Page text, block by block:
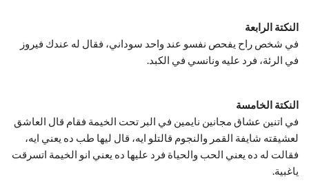
النكتة الرابعة
في شخص راح يفحص نفسو عند واحد سوداني، فقال له عندك فيروز
في الرئة، فرد عليه ونانسي في الكبد.
النكتة الخامسة
في اتنين عشاق مجانين نايمين في البر تحت الخيمة فقام قال العاشق
لعشيقته شايفة القمر والنجوم قالتلو ايه، قال ليها طب ده يعني ايه،
فقالت له ده يعني الحب والحياة فرد عليها ده يعني انو الخيمة اتسرقت
ياغبية.